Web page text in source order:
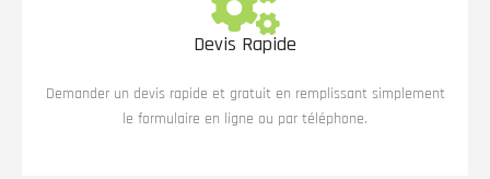
Devis Rapide
Demander un devis rapide et gratuit en remplissant simplement
le formulaire en ligne ou par téléphone.